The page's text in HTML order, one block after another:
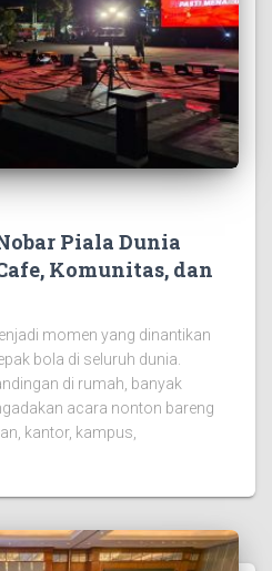
Piala Dunia
Komunitas, dan
momen yang dinantikan
bola di seluruh dunia.
di rumah, banyak
acara nonton bareng
kantor, kampus,